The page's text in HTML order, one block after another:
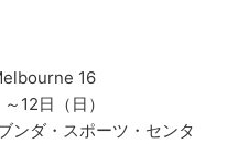
16
12日（日）
ダ・スポーツ・センタ